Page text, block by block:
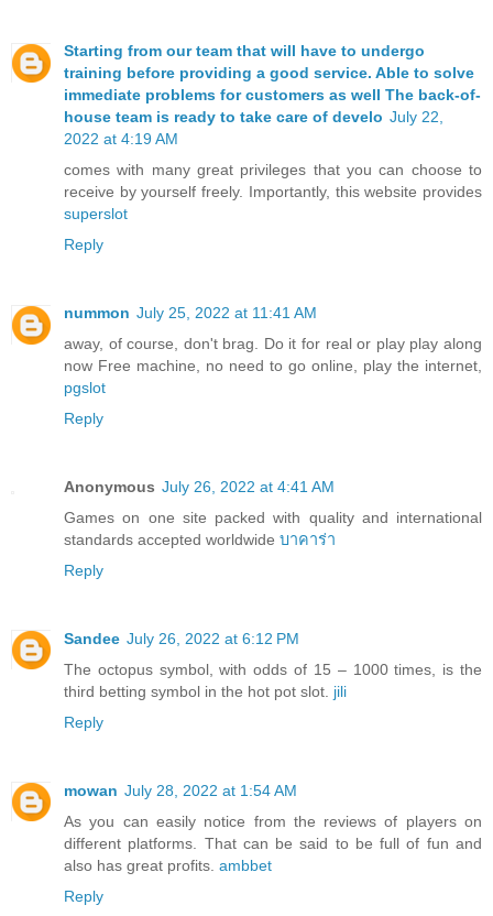
Starting from our team that will have to undergo
training before providing a good service. Able to solve
immediate problems for customers as well The back-of-
house team is ready to take care of develo July 22,
2022 at 4:19 AM
comes with many great privileges that you can choose to
receive by yourself freely. Importantly, this website provides
superslot
Reply
nummon July 25, 2022 at 11:41 AM
away, of course, don't brag. Do it for real or play play along
now Free machine, no need to go online, play the internet,
pgslot
Reply
Anonymous July 26, 2022 at 4:41 AM
Games on one site packed with quality and international
standards accepted worldwide บาคาร่า
Reply
Sandee July 26, 2022 at 6:12 PM
The octopus symbol, with odds of 15 – 1000 times, is the
third betting symbol in the hot pot slot. jili
Reply
mowan July 28, 2022 at 1:54 AM
As you can easily notice from the reviews of players on
different platforms. That can be said to be full of fun and
also has great profits. ambbet
Reply